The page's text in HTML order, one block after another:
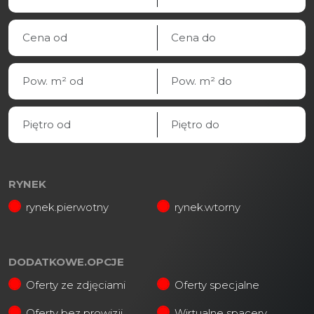
RYNEK
rynek.pierwotny
rynek.wtorny
DODATKOWE.OPCJE
Oferty ze zdjęciami
Oferty specjalne